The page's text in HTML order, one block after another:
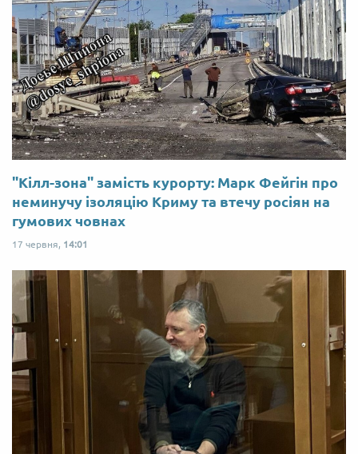
"Кілл-зона" замість курорту: Марк Фейгін про
неминучу ізоляцію Криму та втечу росіян на
гумових човнах
17 червня, 14:01